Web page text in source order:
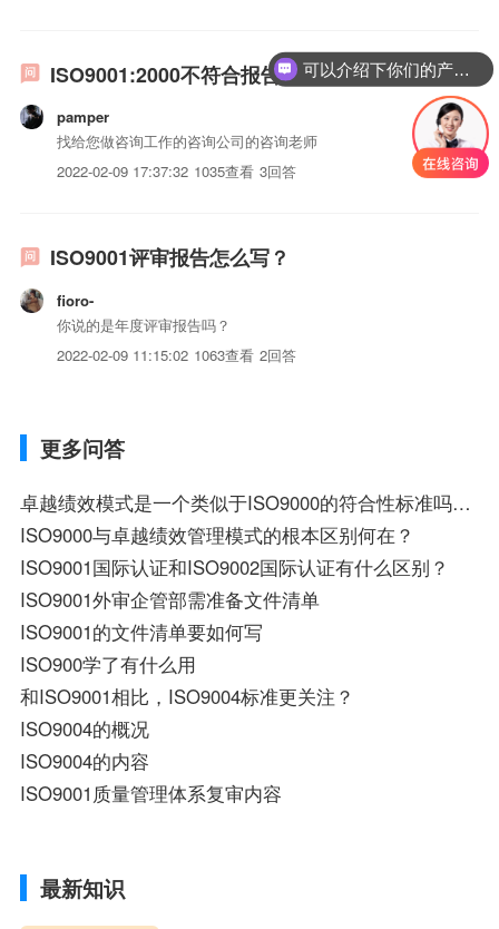
ISO9001:2000不符合报告怎么写
pamper
找给您做咨询工作的咨询公司的咨询老师
2022-02-09 17:37:32 1035查看 3回答
ISO9001评审报告怎么写？
fioro-
你说的是年度评审报告吗？
2022-02-09 11:15:02 1063查看 2回答
更多问答
卓越绩效模式是一个类似于ISO9000的符合性标准吗？它是个什么样的管理模式？卓越绩效模式一共有多少项核心价值观？分别是什么？
ISO9000与卓越绩效管理模式的根本区别何在？
ISO9001国际认证和ISO9002国际认证有什么区别？
ISO9001外审企管部需准备文件清单
ISO9001的文件清单要如何写
ISO900学了有什么用
和ISO9001相比，ISO9004标准更关注？
ISO9004的概况
ISO9004的内容
ISO9001质量管理体系复审内容
最新知识
可以介绍下你们的产品么？